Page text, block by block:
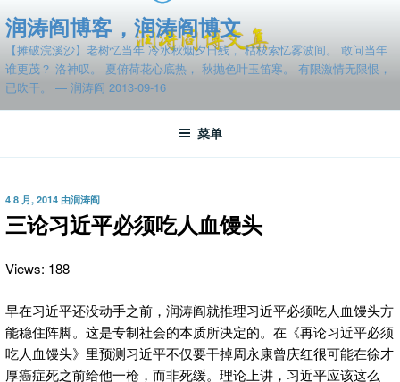
至
容
润涛阎博客，润涛阎博文
【摊破浣溪沙】老树忆当年 冷水秋烟夕日残， 枯枝索忆雾波间。 敢问当年
谁更茂？ 洛神叹。 夏俯荷花心底热， 秋抛色叶玉笛寒。 有限激情无限恨，
已吹干。 — 润涛阎 2013-09-16
菜单
发
布
于
4 8 月, 2014 由润涛阎
三论习近平必须吃人血馒头
Views: 188
早在习近平还没动手之前，润涛阎就推理习近平必须吃人血馒头方
能稳住阵脚。这是专制社会的本质所决定的。在《再论习近平必须
吃人血馒头》里预测习近平不仅要干掉周永康曾庆红很可能在徐才
厚癌症死之前给他一枪，而非死缓。理论上讲，习近平应该这么